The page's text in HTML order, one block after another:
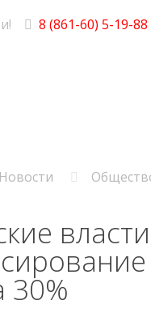
8 (861-60) 5-19-88
Новости
30%